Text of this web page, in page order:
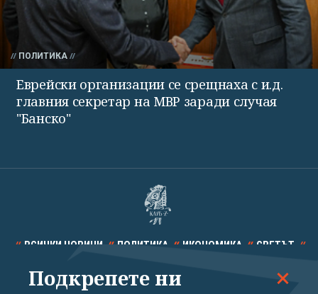
ПОЛИТИКА
Еврейски организации се срещнаха с и.д.
главния секретар на МВР заради случая
"Банско"
ВСИЧКИ НОВИНИ ПОЛИТИКА ИКОНОМИКА СВЕТЪТ
СПОРТ КУЛТУРА ТЕХНОЛОГИИ КАЛЕЙДОСКОП
Подкрепете ни